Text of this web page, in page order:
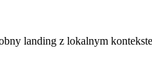
landing z lokalnym